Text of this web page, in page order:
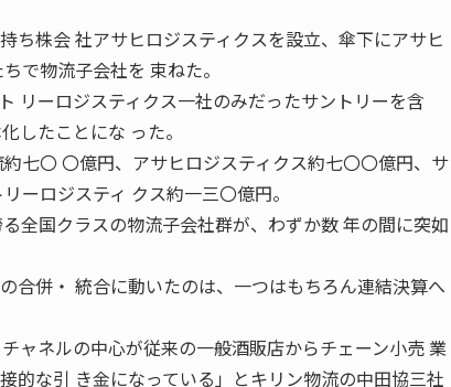
ち株会 社アサヒロジスティクスを設立、傘下にアサヒ
で物流子会社を 束ねた。
リーロジスティクス一社のみだったサントリーを含
したことにな った。
七〇 〇億円、アサヒロジスティクス約七〇〇億円、サ
ーロジスティ クス約一三〇億円。
全国クラスの物流子会社群が、わずか数 年の間に突如
合併・ 統合に動いたのは、一つはもちろん連結決算へ
ャネルの中心が従来の一般酒販店からチェーン小売 業
的な引 き金になっている」とキリン物流の中田協三社